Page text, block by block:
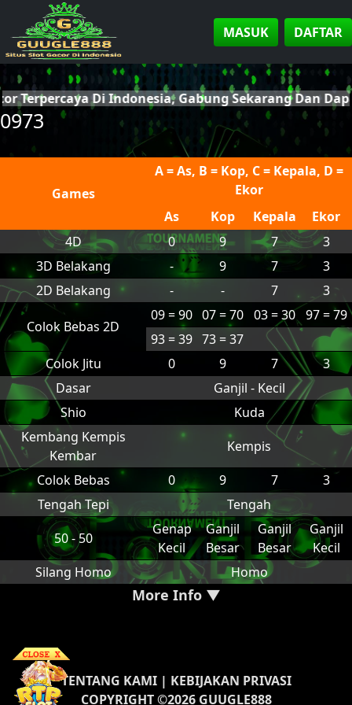
MASUK DAFTAR
Di Indonesia, Gabung Sekarang Dan
0973
Games
A = As, B = Kop, C = Kepala, D =
Ekor
As
Kop Kepala
Ekor
4D
0 9 7
3
3D Belakang
- 9 7
3
2D Belakang
- - 7 3
Colok Bebas 2D
09 = 90 07 = 70 03 = 30
97 = 79
93 = 39 73 = 37
Colok Jitu
0 9 7
3
Dasar
Ganjil - Kecil
Shio
Kuda
Kembang Kempis
Kembar
Kempis
Colok Bebas
0 9 7
3
Tengah Tepi
Tengah
50 - 50
Genap
Kecil
Ganjil
Besar
Ganjil
Besar
Ganjil
Kecil
Silang Homo
Homo
More Info ▼
TENTANG KAMI| KEBIJAKAN PRIVASI
COPYRIGHT ©2026 GUUGLE888